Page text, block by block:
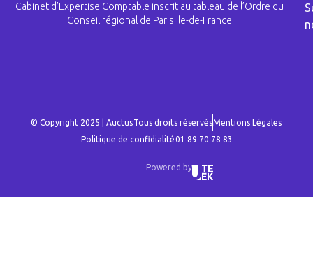
Cabinet d’Expertise Comptable inscrit au tableau de l’Ordre du
Conseil régional de Paris Ile-de-France
© Copyright 2025 | AuctusTous droits réservésMentions Légales
Politique de confidialité01 89 70 78 83
Powered by